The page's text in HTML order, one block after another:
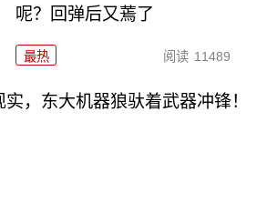
呢？回弹后又蔫了
最热 阅读 11489
，东大机器狼驮着武器冲锋！